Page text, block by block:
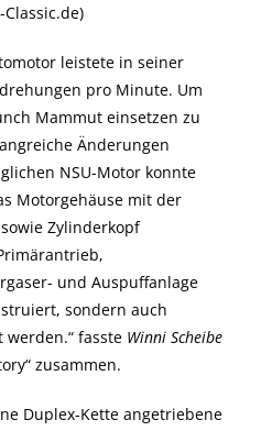
leistete in seiner
pro Minute. Um
Mammut einsetzen zu
Änderungen
NSU-Motor konnte
Motorgehäuse mit der
Zylinderkopf
und Auspuffanlage
sondern auch
fasste Winni Scheibe
zusammen.
Duplex-Kette angetriebene